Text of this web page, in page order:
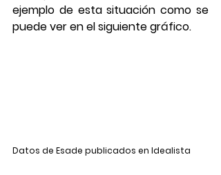
ejemplo de esta situación como se
puede ver en el siguiente gráfico.
Datos de Esade publicados en Idealista